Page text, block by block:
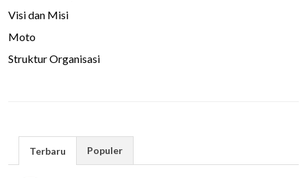
Visi dan Misi
Moto
Struktur Organisasi
Terbaru Populer